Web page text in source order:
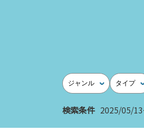
へ
ジャンル タイプ
検索条件 2025/05/